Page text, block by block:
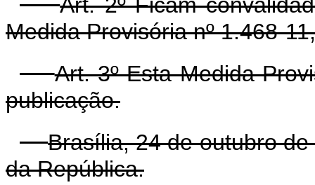
Medida Provisória nº 1.468-
Art. 3º Esta Medida
publicação.
Brasília, 24 de outubro
da República.